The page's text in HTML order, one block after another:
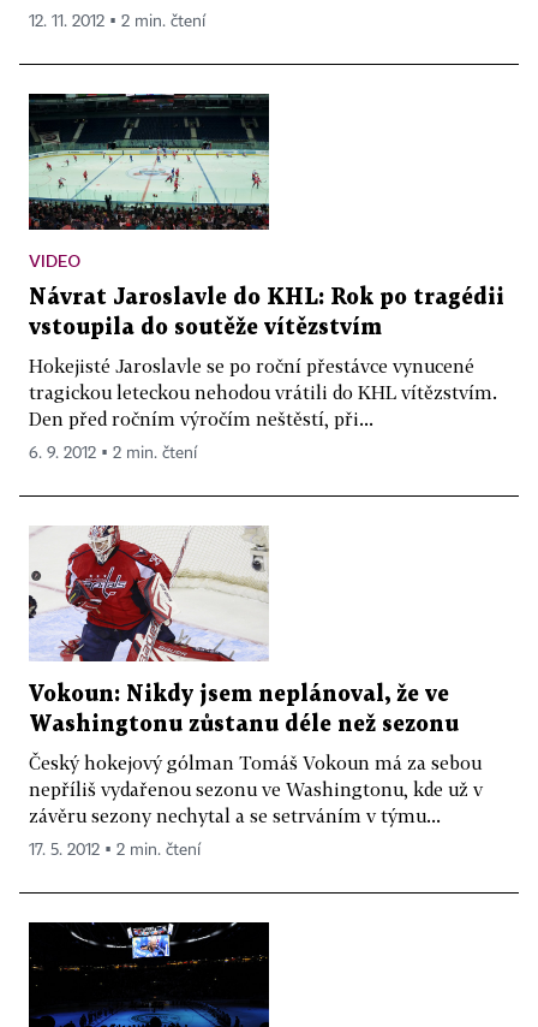
12. 11. 2012 ▪ 2 min. čtení
VIDEO
Návrat Jaroslavle do KHL: Rok po tragédii
vstoupila do soutěže vítězstvím
Hokejisté Jaroslavle se po roční přestávce vynucené
tragickou leteckou nehodou vrátili do KHL vítězstvím.
Den před ročním výročím neštěstí, při...
6. 9. 2012 ▪ 2 min. čtení
Vokoun: Nikdy jsem neplánoval, že ve
Washingtonu zůstanu déle než sezonu
Český hokejový gólman Tomáš Vokoun má za sebou
nepříliš vydařenou sezonu ve Washingtonu, kde už v
závěru sezony nechytal a se setrváním v týmu...
17. 5. 2012 ▪ 2 min. čtení